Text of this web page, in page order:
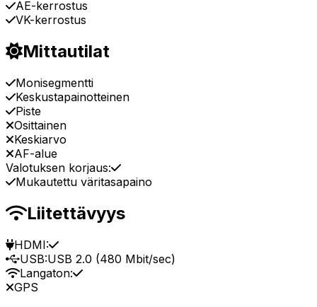
AE-kerrostus
VK-kerrostus
Mittautilat
Monisegmentti
Keskustapainotteinen
Piste
Osittainen
Keskiarvo
AF-alue
Valotuksen korjaus:
Mukautettu väritasapaino
Liitettävyys
HDMI:
USB:USB 2.0 (480 Mbit/sec)
Langaton:
GPS